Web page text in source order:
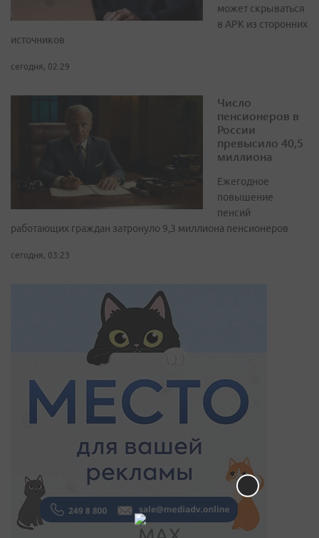
может скрываться
в APK из сторонних
источников
сегодня, 02:29
Число
пенсионеров в
России
превысило 40,5
миллиона
Ежегодное
повышение
пенсий
работающих граждан затронуло 9,3 миллиона пенсионеров
сегодня, 03:23